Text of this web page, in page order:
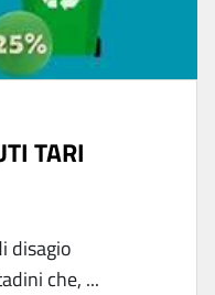
TARI
disagio
che, ...